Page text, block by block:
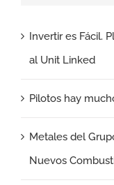
Invertir es Fácil.
al Unit Linked
Pilotos hay
Metales del
Nuevos